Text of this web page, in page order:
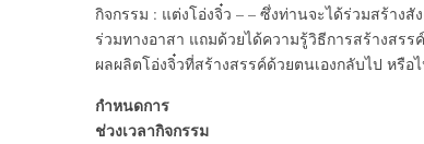
กิจกรรม : แต่งโอ่งจิ๋ว – – ซึ่งท่านจะได้ร่วมสร้าง
ร่วมทางอาสา แถมด้วยได้ความรู้วิธีการสร้างสร
ผลผลิตโอ่งจิ๋วที่สร้างสรรค์ด้วยตนเองกลับไป หรื
กำหนดการ
ช่วงเวลากิจกรรม